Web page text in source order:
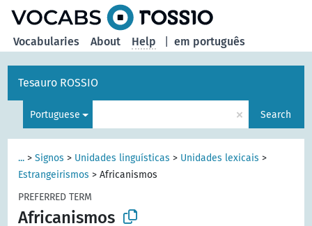
em português
Vocabularies About Help
Tesauro ROSSIO
Portuguese × Search
... >Signos > Unidades linguísticas > Unidades lexicais >
Estrangeirismos >Africanismos
PREFERRED TERM
Africanismos